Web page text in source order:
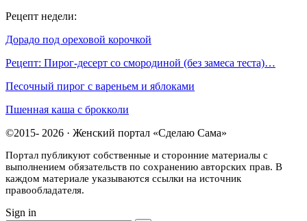
Рецепт недели:
Дорадо под ореховой корочкой
Рецепт: Пирог-десерт со смородиной (без замеса теста)…
Песочный пирог с вареньем и яблоками
Пшенная каша с брокколи
©2015- 2026 · Женский портал «Сделаю Сама»
Портал публикуют собственные и сторонние материалы с
выполнением обязательств по сохранению авторских прав. В
каждом материале указываются ссылки на источник
правообладателя.
Sign in